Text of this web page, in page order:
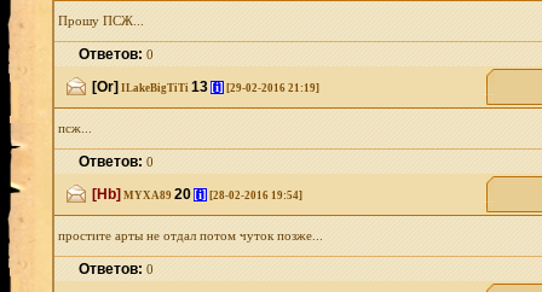
Прошу ПСЖ...
Ответов:0
[Or] ILakeBigTiTi 13 [i] [29-02-2016 21:19]
псж...
Ответов:0
[Hb] MYXA89 20 [i] [28-02-2016 19:54]
простите арты не отдал потом чуток позже...
Ответов:0